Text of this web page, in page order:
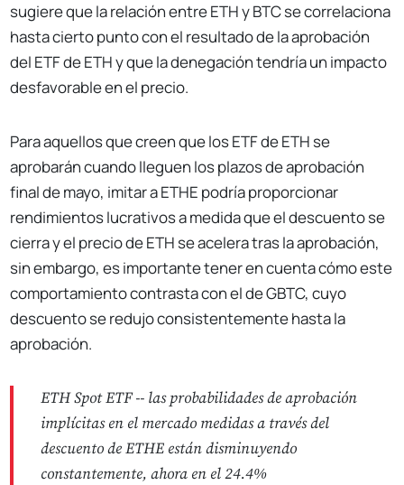
sugiere que la relación entre ETH y BTC se correlaciona
hasta cierto punto con el resultado de la aprobación
del ETF de ETH y que la denegación tendría un impacto
desfavorable en el precio.
Para aquellos que creen que los ETF de ETH se
aprobarán cuando lleguen los plazos de aprobación
final de mayo, imitar a ETHE podría proporcionar
rendimientos lucrativos a medida que el descuento se
cierra y el precio de ETH se acelera tras la aprobación,
sin embargo, es importante tener en cuenta cómo este
comportamiento contrasta con el de GBTC, cuyo
descuento se redujo consistentemente hasta la
aprobación.
ETH Spot ETF -- las probabilidades de aprobación
implícitas en el mercado medidas a través del
descuento de ETHE están disminuyendo
constantemente, ahora en el 24.4%